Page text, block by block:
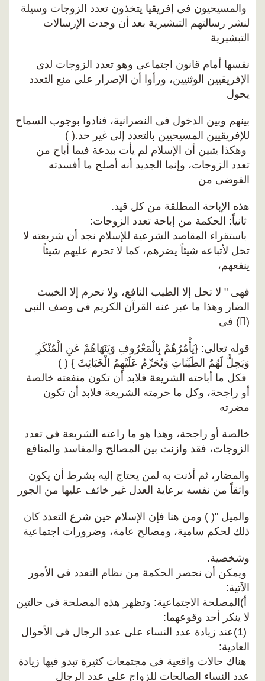
والمسيحيون فى إفريقيا يتخذون تعدد الزوجات وسيلة
لنشر رسالتهم التبشيرية بعد أن وجدت الإرسالات
التبشيرية
نفسها أمام قانون اجتماعى وهو تعدد الزوجات لدى
الإفريقيين الوثنيين، ورأوا أن الإصرار على منع التعدد
يحول
بينهم وبين الدخول فى النصرانية، فنادوا بوجوب السماح
للإفريقيين المسيحيين بالتعدد إلى غير حد.( )
وهكذا يتبين أن الإسلام لم يأت ببدعة فيما أباح من
تعدد الزوجات، وإنما الجديد أنه أصلح ما أفسدته
الفوضى من
هذه الإباحة المطلقة من كل قيد.
ثانياً: الحكمة من إباحة تعدد الزوجات:
باستقراء المقاصد الشرعية للإسلام نجد أن شريعته لا
تحل لأتباعه شيئاً يضرهم، كما لا تحرم عليهم شيئاً
ينفعهم،
فهى " لا تحل إلا الطيب النافع، ولا تحرم إلا الخبيث
الضار وهذا ما عبر عنه القرآن الكريم فى وصف النبى
() فى
قوله تعالى: {يَأْمُرُهُمْ بِالْمَعْرُوفِ وَيَنَهَاهُمْ عَنِ الْمُنْكَرِ
وَيَحِلُّ لَهُمُ الطَيِّبَاتِ وَيُحَرِّمُ عَلَيْهِمُ الْخَبَائِثَ } ( )
فكل ما أباحته الشريعة فلابد أن تكون منفعته خالصة
أو راجحة، وكل ما حرمته الشريعة فلابد أن تكون
مضرته
خالصة أو راجحة، وهذا هو ما راعته الشريعة فى تعدد
الزوجات، فقد وازنت بين المصالح والمفاسد والمنافع
والمضار، ثم أذنت به لمن يحتاج إليه بشرط أن يكون
واثقاً من نفسه برعاية العدل غير خائف عليها من الجور
والميل "( ) ومن هنا فإن الإسلام حين شرع التعدد كان
ذلك لحكم سامية، ومصالح عامة، وضرورات اجتماعية
وشخصية.
ويمكن أن نحصر الحكمة من نظام التعدد فى الأمور
الآتية:
أ)المصلحة الاجتماعية: وتظهر هذه المصلحة فى حالتين
لا ينكر أحد وقوعهما:
(1)عند زيادة عدد النساء على عدد الرجال فى الأحوال
العادية:
هناك حالات واقعية فى مجتمعات كثيرة تبدو فيها زيادة
عدد النساء الصالحات للزواج على عدد الرجال